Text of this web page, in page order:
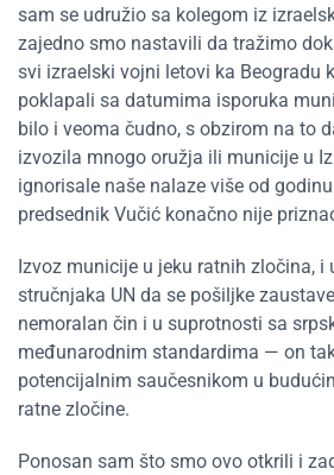
sam se udružio sa kolegom iz
zajedno smo nastavili da tražimo
svi izraelski vojni letovi ka Beogradu
poklapali sa datumima isporuka
bilo i veoma čudno, s obzirom na to
izvozila mnogo oružja ili municije u
ignorisale naše nalaze više od
predsednik Vučić konačno nije
Izvoz municije u jeku ratnih zločina, i
stručnjaka UN da se pošiljke
nemoralan čin i u suprotnosti sa
međunarodnim standardima — on
potencijalnim saučesnikom u
ratne zločine.
Ponosan sam što smo ovo otkrili i